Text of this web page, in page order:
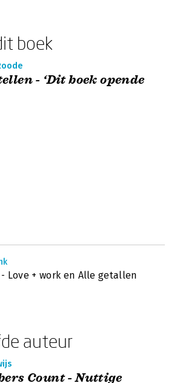
boek
- ‘Dit boek opende
- Love + work en Alle getallen
auteur
Count - Nuttige